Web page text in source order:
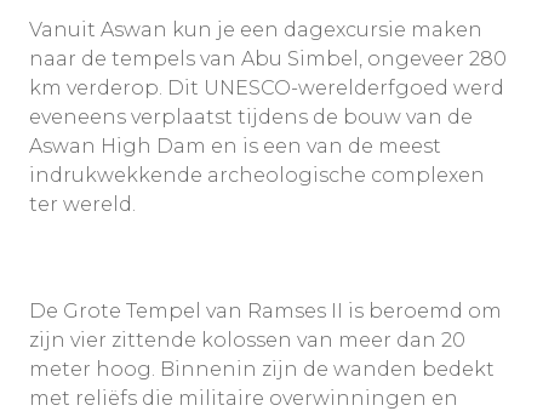
Vanuit Aswan kun je een dagexcursie maken
naar de tempels van Abu Simbel, ongeveer 280
km verderop. Dit UNESCO-werelderfgoed werd
eveneens verplaatst tijdens de bouw van de
Aswan High Dam en is een van de meest
indrukwekkende archeologische complexen
ter wereld.
De Grote Tempel van Ramses II is beroemd om
zijn vier zittende kolossen van meer dan 20
meter hoog. Binnenin zijn de wanden bedekt
met reliëfs die militaire overwinningen en